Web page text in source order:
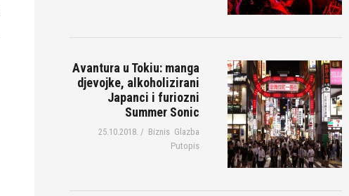
Avantura u Tokiu: manga
djevojke, alkoholizirani
Japanci i furiozni
Summer Sonic
25.10.2018. / Biznis Glazba
Putopis